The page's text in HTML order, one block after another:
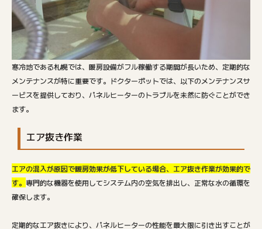
寒冷地である札幌では、暖房設備がフル稼働する期間が長いため、定期的な
メンテナンスが特に重要です。ドクターポットでは、以下のメンテナンスサ
ービスを提供しており、パネルヒーターのトラブルを未然に防ぐことができ
ます。
エア抜き作業
エアの混入が原因で暖房効果が低下している場合、エア抜き作業が効果的で
す。 専門的な機器を使用してシステム内の空気を排出し、正常な水の循環を
確保します。
定期的なエア抜きにより、パネルヒーターの性能を最大限に引き出すことが